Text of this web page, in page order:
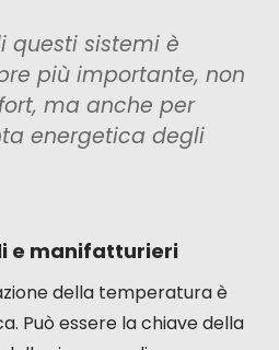
questi sistemi è
più importante, non
ma anche per
energetica degli
e manifatturieri
della temperatura è
Può essere la chiave della